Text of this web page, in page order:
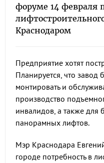
форуме 14 февраля
Краснодаром
Предприятие хотят
Планируется, что завод
монтировать и
производство
инвалидов, а также для
панорамных лифтов.
Мэр Краснодара
городе потребность в